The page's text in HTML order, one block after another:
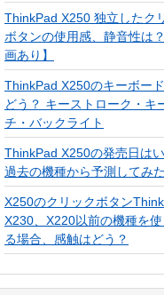
ThinkPad X250 独立したク
ボタンの使用感、静音性は
画あり】
ThinkPad X250のキーボー
どう？ キーストローク・キ
チ・バックライト
ThinkPad X250の発売日は
過去の機種から予測してみた
X250のクリックボタン
X230、X220以前の機種を使
る場合、感触はどう？